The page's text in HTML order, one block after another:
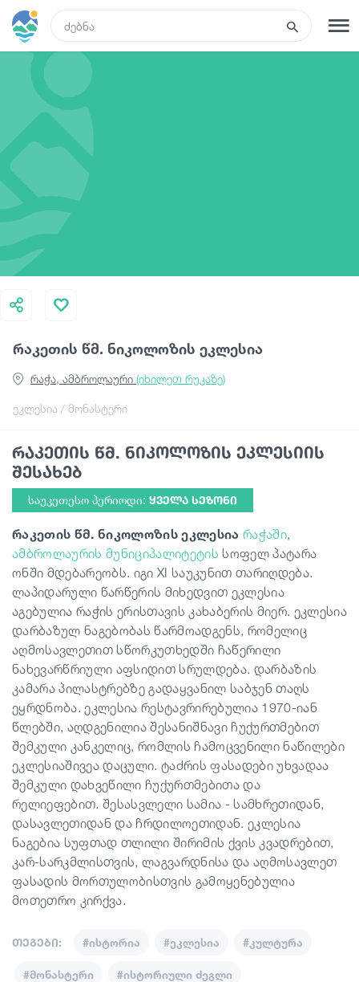
რეგისტრაცია
ტურები
სასტუმროები
ტრანსპორტი
რა ვნახოთ
გიდები
საქართველო
რაკეთის წმ. ნიკოლოზის ეკლესია
ეკლესია / მონასტერი
რაჭა, ამბროლაური (იხილეთ რუკაზე)
რაკეთის წმ. ნიკოლოზის ეკლესიის
შესახებ
საუკეთესო პერიოდი: ᲧᲕᲔᲚᲐ ᲡᲔᲖᲝᲜᲘ
რაკეთის წმ. ნიკოლოზის ეკლესია რაჭაში,
ამბროლაურის მუნიციპალიტეტის სოფელ პატარა
ონში მდებარეობს. იგი XI საუკუნით თარიღდება.
ლაპიდარული წარწერის მიხედვით ეკლესია
აგებულია რაჭის ერისთავის კახაბერის მიერ. ეკლესია
დარბაზულ ნაგებობას წარმოადგენს, რომელიც
აღმოსავლეთით სწორკუთხედში ჩაწერილი
ნახევარწრიული აფსიდით სრულდება. დარბაზის
კამარა პილასტრებზე გადაყვანილ საბჯენ თაღს
ეყრდნობა. ეკლესია რესტავრირებულია 1970-იან
წლებში, აღდგენილია შესანიშნავი ჩუქურთმებით
შემკული კანკელიც, რომლის ჩამოცვენილი ნაწილები
ეკლესიაშივეა დაცული. ტაძრის ფასადები უხვადაა
შემკული დახვეწილი ჩუქურთმებითა და
რელიეფებით. შესასვლელი სამია - სამხრეთიდან,
დასავლეთიდან და ჩრდილოეთიდან. ეკლესია
ნაგებია სუფთად თლილი შირიმის ქვის კვადრებით,
კარ-სარკმლისთვის, ლაგვარდნისა და აღმოსავლეთ
ფასადის მორთულობისთვის გამოყენებულია
მოთეთრო კირქვა.
თეგები: #ისტორია #ეკლესია #კულტურა
#მონასტერი #ისტორიული ძეგლი